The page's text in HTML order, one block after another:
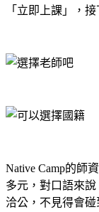
「立即上課」，
Native Camp的師
多元，對口語來
洽公，不見得會